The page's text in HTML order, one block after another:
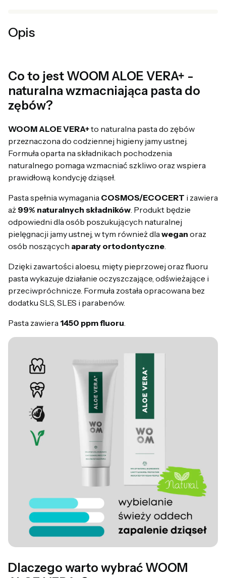
Opis
Co to jest WOOM ALOE VERA+ -
naturalna wzmacniająca pasta do
zębów?
WOOM ALOE VERA+to naturalna pasta do zębów
przeznaczona do codziennej higieny jamy ustnej.
Formuła oparta na składnikach pochodzenia
naturalnego pomaga wzmacniać szkliwo oraz wspiera
prawidłową kondycję dziąseł.
Pasta spełnia wymagania COSMOS/ECOCERT i zawiera
aż 99% naturalnych składników. Produkt będzie
odpowiedni dla osób poszukujących naturalnej
pielęgnacji jamy ustnej, w tym również dlawegan oraz
osób noszących aparaty ortodontyczne.
Dzięki zawartości aloesu, mięty pieprzowej oraz fluoru
pasta wykazuje działanie oczyszczające, odświeżające i
przeciwpróchnicze. Formuła została opracowana bez
dodatku SLS, SLES i parabenów.
Pasta zawiera 1450 ppm fluoru.
Dlaczego warto wybrać WOOM